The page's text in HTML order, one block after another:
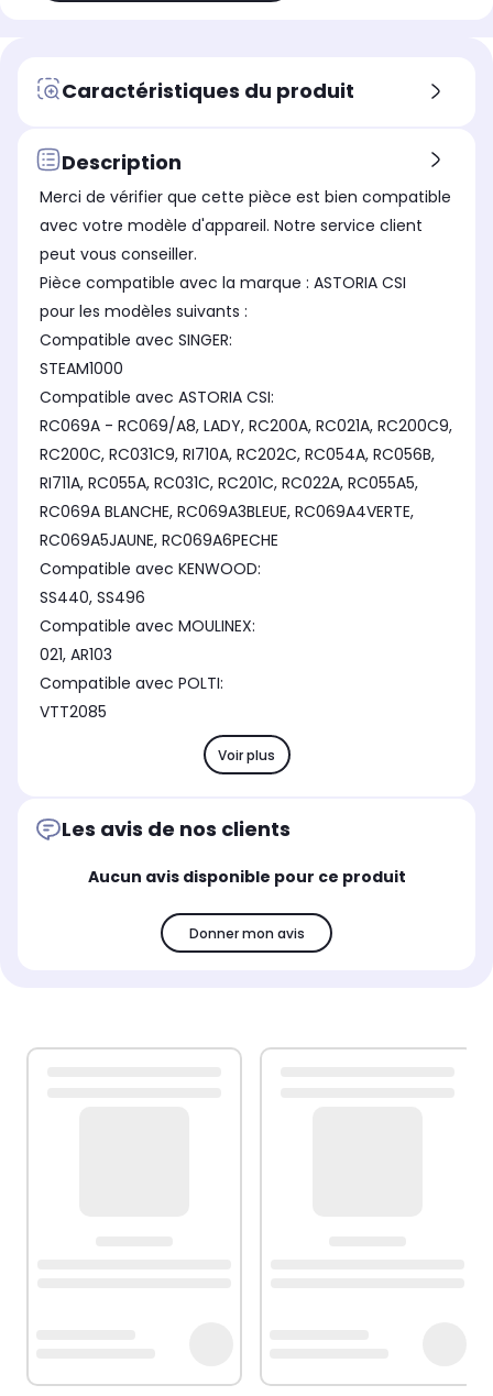
Caractéristiques du produit
Description
Merci de vérifier que cette pièce est bien compatible
avec votre modèle d'appareil. Notre service client
peut vous conseiller.
Pièce compatible avec la marque : ASTORIA CSI
pour les modèles suivants :
Compatible avec SINGER:
STEAM1000
Compatible avec ASTORIA CSI:
RC069A - RC069/A8, LADY, RC200A, RC021A, RC200C9,
RC200C, RC031C9, RI710A, RC202C, RC054A, RC056B,
RI711A, RC055A, RC031C, RC201C, RC022A, RC055A5,
RC069A BLANCHE, RC069A3BLEUE, RC069A4VERTE,
RC069A5JAUNE, RC069A6PECHE
Compatible avec KENWOOD:
SS440, SS496
Compatible avec MOULINEX:
021, AR103
Compatible avec POLTI:
VTT2085
Voir plus
Les avis de nos clients
Aucun avis disponible pour ce produit
Donner mon avis